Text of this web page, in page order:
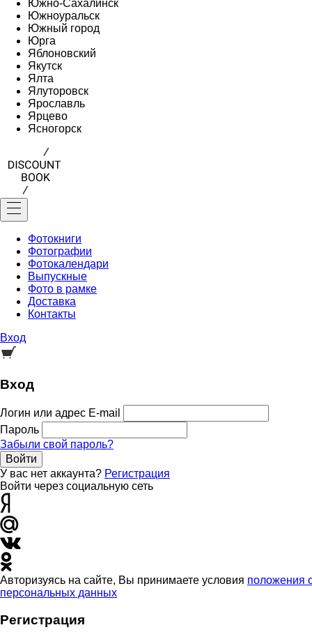
Южно-Сахалинск
Южноуральск
Южный город
Юрга
Яблоновский
Якутск
Ялта
Ялуторовск
Ярославль
Ярцево
Ясногорск
Фотокниги
Фотографии
Фотокалендари
Выпускные
Фото в рамке
Доставка
Контакты
Вход
Вход
Логин или адрес E-mail
Пароль
Забыли свой пароль?
Войти
У вас нет аккаунта? Регистрация
Войти через социальную сеть
Авторизуясь на сайте, Вы принимаете условия положения
персональных данных
Регистрация